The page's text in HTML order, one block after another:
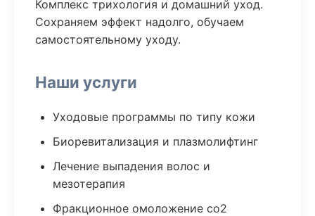
Комплекс трихология и домашний уход.
Сохраняем эффект надолго, обучаем
самостоятельному уходу.
Наши услуги
Уходовые программы по типу кожи
Биоревитализация и плазмолифтинг
Лечение выпадения волос и
мезотерапия
Фракционное омоложение co2